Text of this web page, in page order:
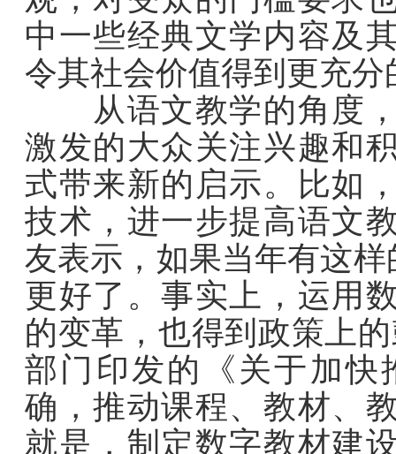
中一些经典文学内容及
令其社会价值得到更充分
从语文教学的角度，
激发的大众关注兴趣和
式带来新的启示。比如
技术，进一步提高语文
友表示，如果当年有这
更好了。事实上，运用
的变革，也得到政策上
部门印发的《关于加快
确，推动课程、教材、
就是，制定数字教材建